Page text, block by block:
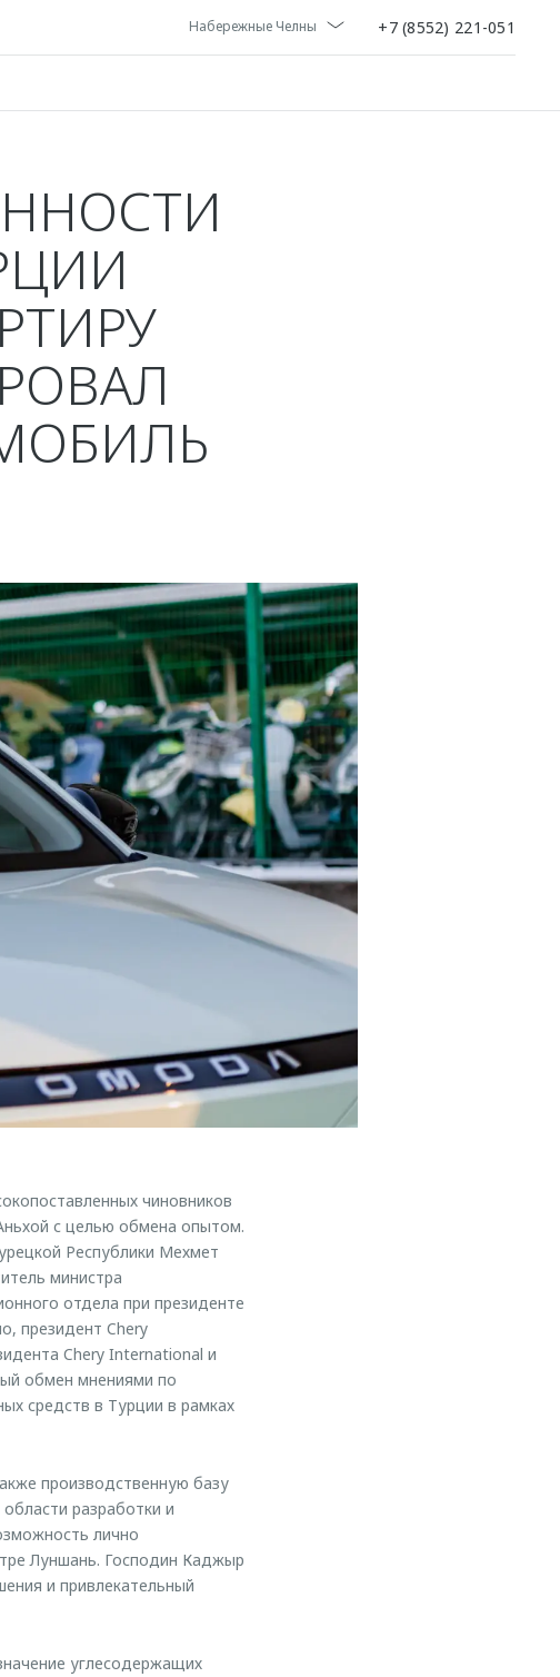
Набережные Челны +7 (8552) 221-051
чиновников
с целью обмена опытом.
Республики Мехмет
министра
отдела при президенте
президент Chery
Chery International и
обмен мнениями по
средств в Турции в рамках
производственную базу
разработки и
лично
Луншань. Господин Каджыр
и привлекательный
углесодержащих